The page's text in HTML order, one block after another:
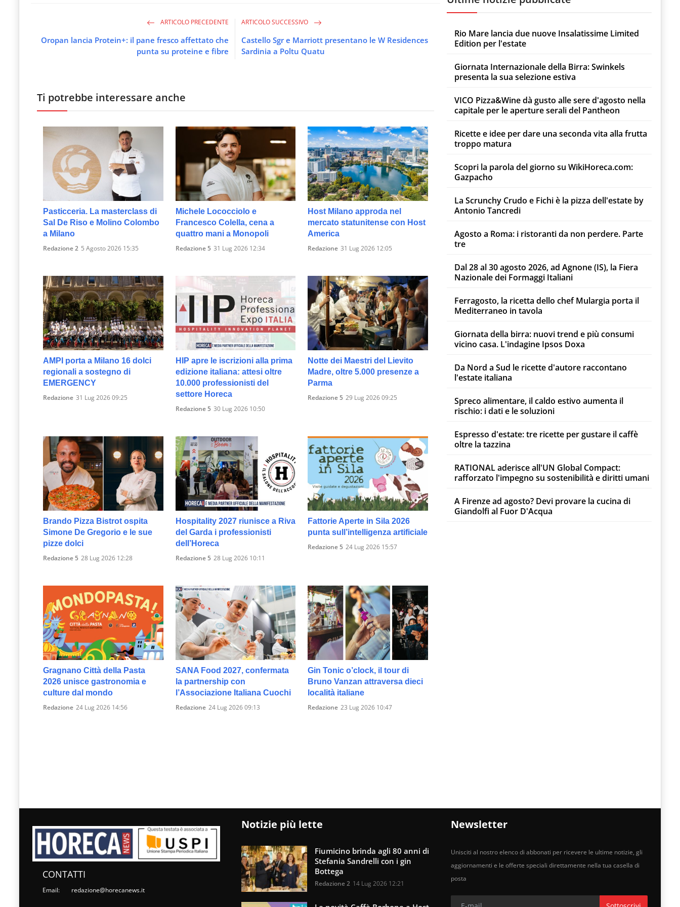
ARTICOLO PRECEDENTE
Oropan lancia Protein+: il pane fresco affettato che
punta su proteine e fibre
ARTICOLO SUCCESSIVO
Castello Sgr e Marriott presentano le W Residences
Sardinia a Poltu Quatu
Ti potrebbe interessare anche
Pasticceria. La masterclass di
Sal De Riso e Molino Colombo
a Milano
Redazione 2 5 Agosto 2026 15:35
Michele Lococciolo e
Francesco Colella, cena a
quattro mani a Monopoli
Redazione 5 31 Lug 2026 12:34
Host Milano approda nel
mercato statunitense con Host
America
Redazione 31 Lug 2026 12:05
AMPI porta a Milano 16 dolci
regionali a sostegno di
EMERGENCY
Redazione 31 Lug 2026 09:25
HIP apre le iscrizioni alla prima
edizione italiana: attesi oltre
10.000 professionisti del
settore Horeca
Redazione 5 30 Lug 2026 10:50
Notte dei Maestri del Lievito
Madre, oltre 5.000 presenze a
Parma
Redazione 5 29 Lug 2026 09:25
Brando Pizza Bistrot ospita
Simone De Gregorio e le sue
pizze dolci
Redazione 5 28 Lug 2026 12:28
Hospitality 2027 riunisce a Riva
del Garda i professionisti
dell’Horeca
Redazione 5 28 Lug 2026 10:11
Fattorie Aperte in Sila 2026
punta sull’intelligenza artificiale
Redazione 5 24 Lug 2026 15:57
Gragnano Città della Pasta
2026 unisce gastronomia e
culture dal mondo
Redazione 24 Lug 2026 14:56
SANA Food 2027, confermata
la partnership con
l’Associazione Italiana Cuochi
Redazione 24 Lug 2026 09:13
Gin Tonic o’clock, il tour di
Bruno Vanzan attraversa dieci
località italiane
Redazione 23 Lug 2026 10:47
Rio Mare lancia due nuove Insalatissime Limited
Edition per l'estate
Giornata Internazionale della Birra: Swinkels
presenta la sua selezione estiva
VICO Pizza&Wine dà gusto alle sere d'agosto nella
capitale per le aperture serali del Pantheon
Ricette e idee per dare una seconda vita alla frutta
troppo matura
Scopri la parola del giorno su WikiHoreca.com:
Gazpacho
La Scrunchy Crudo e Fichi è la pizza dell'estate by
Antonio Tancredi
Agosto a Roma: i ristoranti da non perdere. Parte
tre
Dal 28 al 30 agosto 2026, ad Agnone (IS), la Fiera
Nazionale dei Formaggi Italiani
Ferragosto, la ricetta dello chef Mulargia porta il
Mediterraneo in tavola
Giornata della birra: nuovi trend e più consumi
vicino casa. L'indagine Ipsos Doxa
Da Nord a Sud le ricette d'autore raccontano
l'estate italiana
Spreco alimentare, il caldo estivo aumenta il
rischio: i dati e le soluzioni
Espresso d'estate: tre ricette per gustare il caffè
oltre la tazzina
RATIONAL aderisce all'UN Global Compact:
rafforzato l'impegno su sostenibilità e diritti umani
A Firenze ad agosto? Devi provare la cucina di
Giandolfi al Fuor D'Acqua
CONTATTI
Email: redazione@horecanews.it
Notizie più lette
Fiumicino brinda agli 80 anni di
Stefania Sandrelli con i gin
Bottega
Redazione 2 14 Lug 2026 12:21
Newsletter
Unisciti al nostro elenco di abbonati per ricevere le ultime notizie, gli
aggiornamenti e le offerte speciali direttamente nella tua casella di
posta